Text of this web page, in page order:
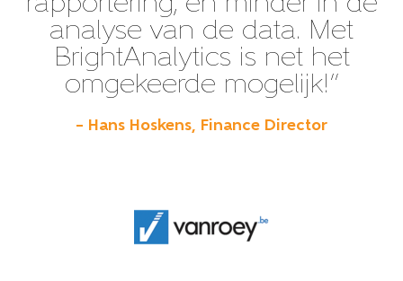
analyse van de data. Met
BrightAnalytics is net het
omgekeerde mogelijk!”
– Hans Hoskens, Finance Director